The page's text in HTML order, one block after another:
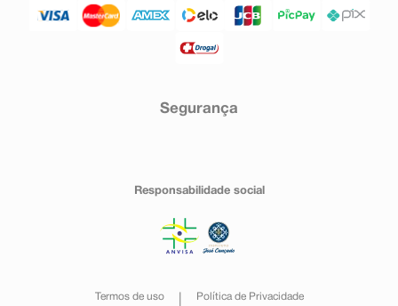
Segurança
Responsabilidade social
Termos de uso Política de Privacidade